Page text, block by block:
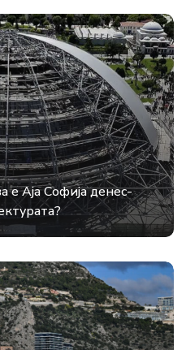
е Аја Софија денес-